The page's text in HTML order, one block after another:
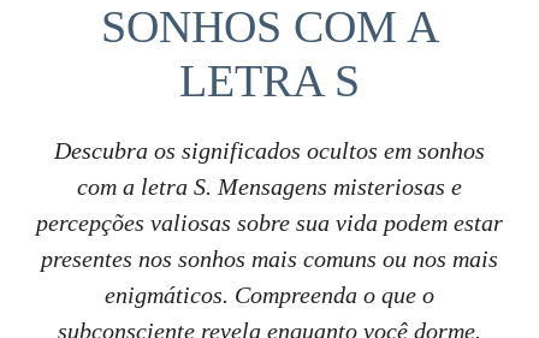
SONHOS COM A
LETRA S
Descubra os significados ocultos em sonhos
com a letra S. Mensagens misteriosas e
percepções valiosas sobre sua vida podem estar
presentes nos sonhos mais comuns ou nos mais
enigmáticos. Compreenda o que o
subconsciente revela enquanto você dorme.